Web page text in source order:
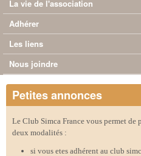
La vie de l'association
Adhérer
Les liens
Nous joindre
Petites annonces
Le Club Simca France vous permet de
deux modalités :
si vous etes adhérent au club